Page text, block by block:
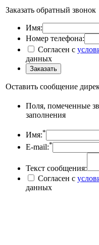
Заказать обратный звонок
Имя:
Номер телефона:
Согласен с
данных
Оставить сообщение
Поля, помеченные
заполнения
Имя:*
E-mail:*
Текст сообщения:
Согласен с
данных